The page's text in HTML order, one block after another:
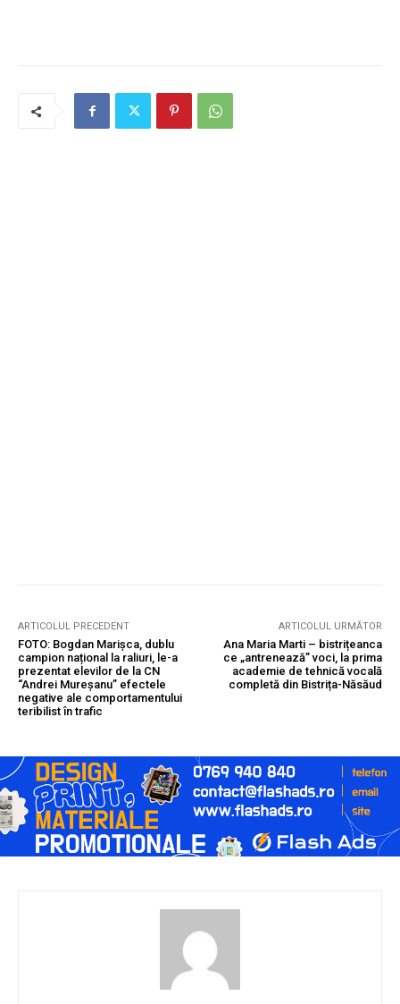
ARTICOLUL PRECEDENT
FOTO: Bogdan Marișca, dublu
campion național la raliuri, le-a
prezentat elevilor de la CN
“Andrei Mureșanu” efectele
negative ale comportamentului
teribilist în trafic
ARTICOLUL URMĂTOR
Ana Maria Marti – bistrițeanca
ce „antrenează” voci, la prima
academie de tehnică vocală
completă din Bistrița-Năsăud